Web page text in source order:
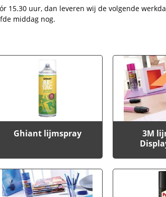
15.30 uur, dan leveren wij de volgende
middag nog.
Ghiant lijmspray
3M